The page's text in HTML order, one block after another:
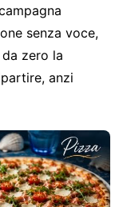
senza voce,
zero la
anzi